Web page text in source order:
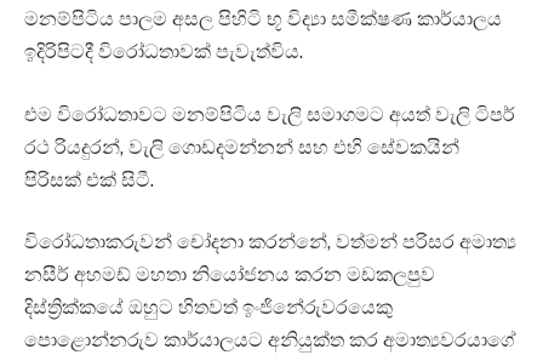
මනම්පිටිය පාලම අසල පිහිටි භූ විද්‍යා සමීක්ෂණ කාර්යාලය
ඉදිරිපිටදී විරෝධතාවක් පැවැත්විය.
එම විරෝධතාවට මනම්පිටිය වැලි සමාගමට අයත් වැලි ටිපර්
රථ රියදුරන්, වැලි ගොඩදමන්නන් සහ එහි සේවකයින්
පිරිසක් එක් සිටී.
විරෝධතාකරුවන් චෝදනා කරන්නේ, වත්මන් පරිසර අමාත්‍ය
නසීර් අහමඩ් මහතා නියෝජනය කරන මඩකලපුව
දිස්ත්‍රික්කයේ ඔහුට හිතවත් ඉංජිනේරුවරයෙකු
පොළොන්නරුව කාර්යාලයට අනියුක්ත කර අමාත්‍යවරයාගේ